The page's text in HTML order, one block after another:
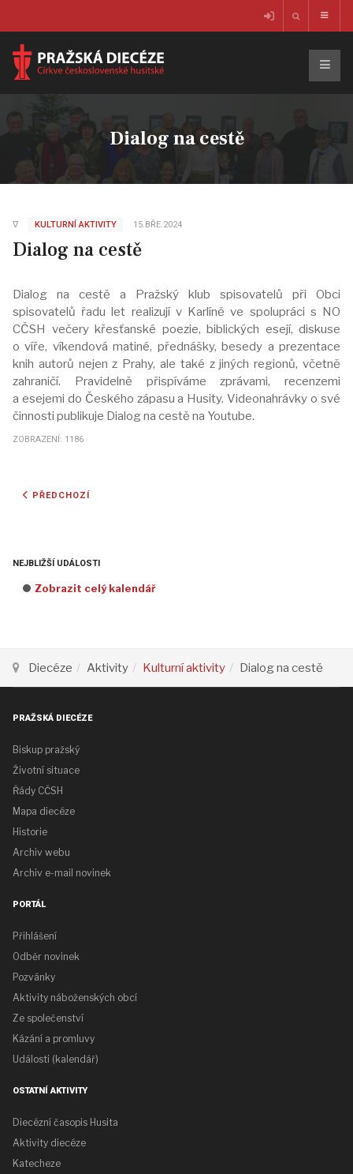
Dialog na cestě
∇ KULTURNÍ AKTIVITY 15.BŘE.2024
Dialog na cestě
Dialog na cestě a Pražský klub spisovatelů při Obci
spisovatelů řadu let realizují v Karlíně ve spolupráci s NO
CČSH večery křesťanské poezie, biblických esejí, diskuse
o víře, víkendová matiné, přednášky, besedy a prezentace
knih autorů nejen z Prahy, ale také z jiných regionů, včetně
zahraničí. Pravidelně přispíváme zprávami, recenzemi
a esejemi do Českého zápasu a Husity. Videonahrávky o své
činnosti publikuje Dialog na cestě na Youtube.
ZOBRAZENÍ: 1186
PŘEDCHOZÍ ČLÁNEK: DIVADLO MANA
PŘEDCHOZÍ
NEJBLIŽŠÍ UDÁLOSTI
Zobrazit celý kalendář
Diecéze Aktivity Kulturní aktivity Dialog na cestě
PRAŽSKÁ DIECÉZE
Biskup pražský
Životní situace
Řády CČSH
Mapa diecéze
Historie
Archiv webu
Archiv e-mail novinek
PORTÁL
Přihlášení
Odběr novinek
Pozvánky
Aktivity náboženských obcí
Ze společenství
Kázání a promluvy
Události (kalendář)
OSTATNÍ AKTIVITY
Diecézní časopis Husita
Aktivity diecéze
Katecheze